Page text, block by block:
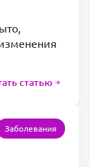
статью
Заболевания